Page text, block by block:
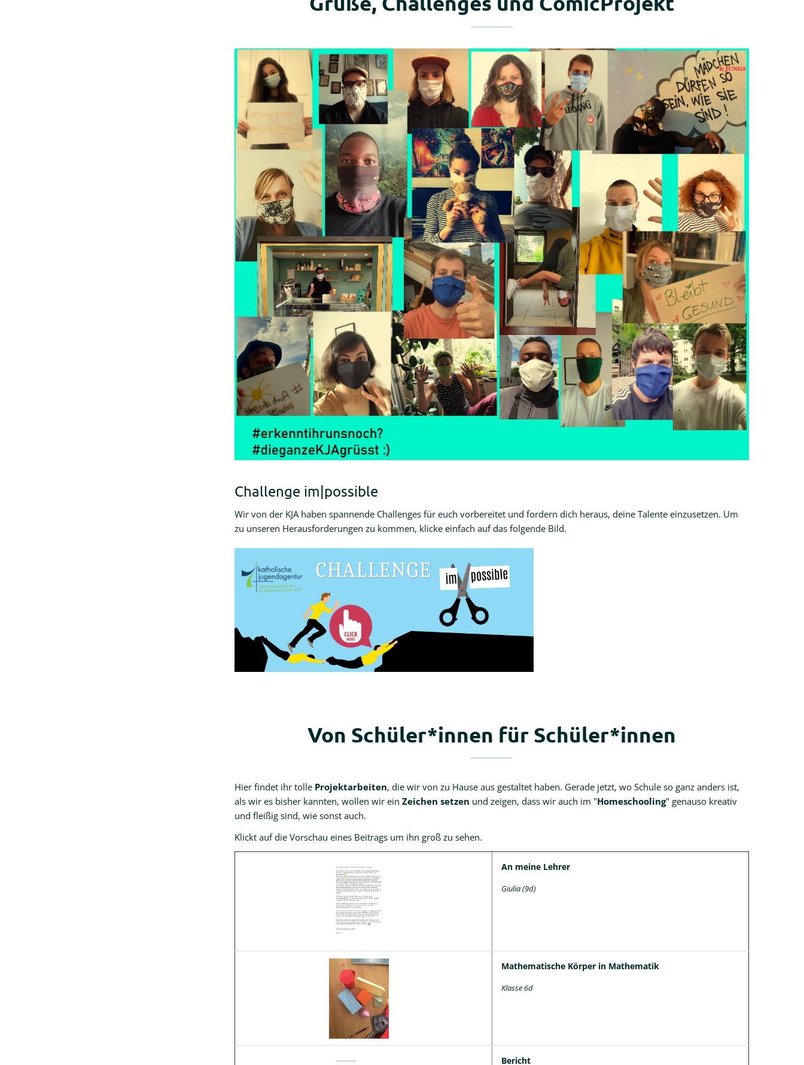
Challenge im|possible
Wir von der KJA haben spannende Challenges für euch vorbereitet und fordern dich heraus, deine Talente einzusetzen. Um
zu unseren Herausforderungen zu kommen, klicke einfach auf das folgende Bild.
Von Schüler*innen für Schüler*innen
Hier findet ihr tolle Projektarbeiten, die wir von zu Hause aus gestaltet haben. Gerade jetzt, wo Schule so ganz anders ist,
als wir es bisher kannten, wollen wir ein Zeichen setzen und zeigen, dass wir auch im "Homeschooling" genauso kreativ
und fleißig sind, wie sonst auch.
Klickt auf die Vorschau eines Beitrags um ihn groß zu sehen.
An meine Lehrer
Giulia (9d)
Mathematische Körper in Mathematik
Klasse 6d
Bericht